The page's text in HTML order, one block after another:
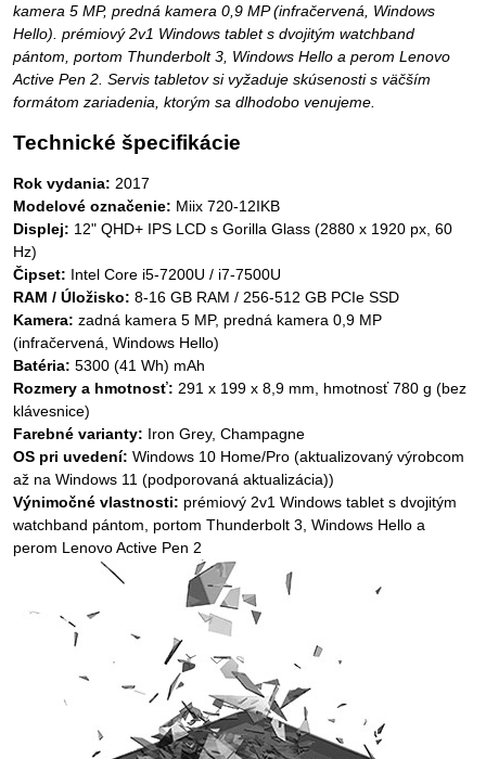
kamera 5 MP, predná kamera 0,9 MP (infračervená, Windows
Hello). prémiový 2v1 Windows tablet s dvojitým watchband
pántom, portom Thunderbolt 3, Windows Hello a perom Lenovo
Active Pen 2. Servis tabletov si vyžaduje skúsenosti s väčším
formátom zariadenia, ktorým sa dlhodobo venujeme.
Technické špecifikácie
Rok vydania: 2017
Modelové označenie: Miix 720-12IKB
Displej: 12" QHD+ IPS LCD s Gorilla Glass (2880 x 1920 px, 60
Hz)
Čipset: Intel Core i5-7200U / i7-7500U
RAM / Úložisko: 8-16 GB RAM / 256-512 GB PCIe SSD
Kamera: zadná kamera 5 MP, predná kamera 0,9 MP
(infračervená, Windows Hello)
Batéria: 5300 (41 Wh) mAh
Rozmery a hmotnosť: 291 x 199 x 8,9 mm, hmotnosť 780 g (bez
klávesnice)
Farebné varianty: Iron Grey, Champagne
OS pri uvedení: Windows 10 Home/Pro (aktualizovaný výrobcom
až na Windows 11 (podporovaná aktualizácia))
Výnimočné vlastnosti: prémiový 2v1 Windows tablet s dvojitým
watchband pántom, portom Thunderbolt 3, Windows Hello a
perom Lenovo Active Pen 2